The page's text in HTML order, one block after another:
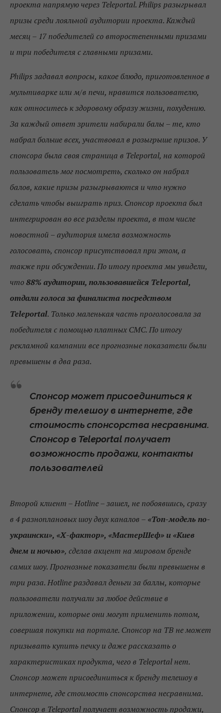
проекта напрямую через Teleportal. Philips разыгрывал
призы среди лояльной аудитории проекта. Каждый
месяц – 17 победителей со второстепенными призами
и три победителя с главными призами.
Philips задавал вопросы, какое блюдо, приготовленное в
мультиварке или м/в печи, нравится пользователю,
как относитесь к здоровому образу жизни, похудению.
За каждый ответ зрители набирали балы – те, кто
набрал больше всех, участвовал в розыгрыше призов. У
спонсора была своя страница в Teleportal, на которой
пользователь мог посмотреть, сколько он набрал
балов, какие призы разыгрываются и что нужно
сделать чтобы выиграть приз. Спонсор проекта был
интегрирован во все разделы проекта, в том числе
новостной – аудитория имела возможность
голосовать, спонсор присутствовал при этом, а
также при обсуждении. По итогу проекта мы увидели,
что88% аудитории, пользовавшейся Teleportal,
отдали голоса за финалиста посредством
Teleportal. Только маленькая часть проголосовала за
победителя с помощью платных СМС. По итогу
рекламной кампании все прогнозные показатели были
превышены в два раза.
Спонсор может присоединиться к
бренду телешоу в интернете, где
стоимость спонсорства несравнима.
Спонсор в Teleportal получает
возможность продажи, контакты
пользователей
Второй клиент – Hotline – зашел, не побоявшись, сразу
в 4 разноплановых шоу двух каналов – «Топ-модель по-
украински», «Х-фактор», «МастерШеф» и «Киев
днем и ночью», сделав акцент на мировом бренде
самих шоу. Прогнозные показатели были превышены в
три раза. Hotline раздавал деньги за баллы, которые
пользователи получали за любое действие в
приложении, которые они могут применить потом,
совершая покупки на портале. Спонсор на ТВ не может
призывать купить печку и даже рассказать о
характеристиках продукта, чего в Teleportal нет.
Спонсор может присоединиться к бренду телешоу в
интернете, где стоимость спонсорства несравнима.
Спонсор в Teleportal получает возможность продажи,